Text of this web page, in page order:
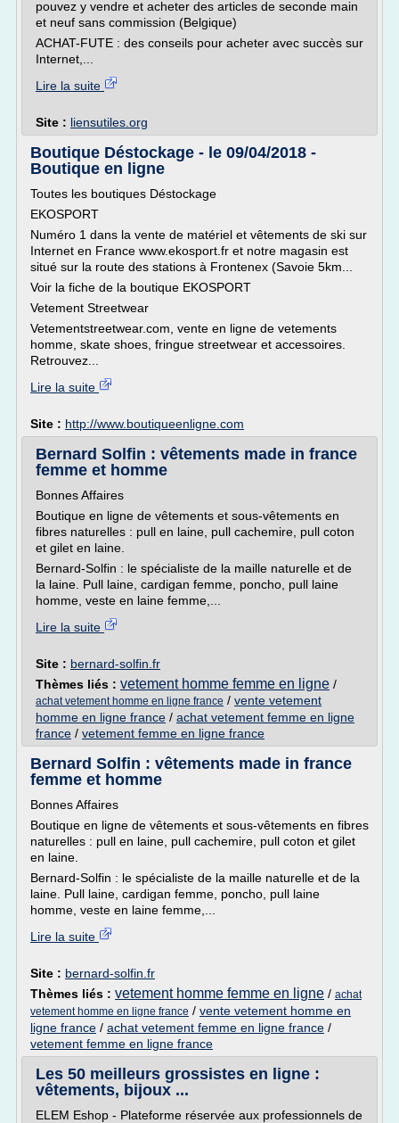
pouvez y vendre et acheter des articles de seconde main
et neuf sans commission (Belgique)
ACHAT-FUTE : des conseils pour acheter avec succès sur
Internet,...
Lire la suite
Site : liensutiles.org
Boutique Déstockage - le 09/04/2018 -
Boutique en ligne
Toutes les boutiques Déstockage
EKOSPORT
Numéro 1 dans la vente de matériel et vêtements de ski sur
Internet en France www.ekosport.fr et notre magasin est
situé sur la route des stations à Frontenex (Savoie 5km...
Voir la fiche de la boutique EKOSPORT
Vetement Streetwear
Vetementstreetwear.com, vente en ligne de vetements
homme, skate shoes, fringue streetwear et accessoires.
Retrouvez...
Lire la suite
Site : http://www.boutiqueenligne.com
Bernard Solfin : vêtements made in france
femme et homme
Bonnes Affaires
Boutique en ligne de vêtements et sous-vêtements en
fibres naturelles : pull en laine, pull cachemire, pull coton
et gilet en laine.
Bernard-Solfin : le spécialiste de la maille naturelle et de
la laine. Pull laine, cardigan femme, poncho, pull laine
homme, veste en laine femme,...
Lire la suite
Site : bernard-solfin.fr
Thèmes liés : vetement homme femme en ligne /
achat vetement homme en ligne france / vente vetement
homme en ligne france / achat vetement femme en ligne
france / vetement femme en ligne france
Bernard Solfin : vêtements made in france
femme et homme
Bonnes Affaires
Boutique en ligne de vêtements et sous-vêtements en fibres
naturelles : pull en laine, pull cachemire, pull coton et gilet
en laine.
Bernard-Solfin : le spécialiste de la maille naturelle et de la
laine. Pull laine, cardigan femme, poncho, pull laine
homme, veste en laine femme,...
Lire la suite
Site : bernard-solfin.fr
Thèmes liés : vetement homme femme en ligne / achat
vetement homme en ligne france / vente vetement homme en
ligne france / achat vetement femme en ligne france /
vetement femme en ligne france
Les 50 meilleurs grossistes en ligne :
vêtements, bijoux ...
ELEM Eshop - Plateforme réservée aux professionnels de